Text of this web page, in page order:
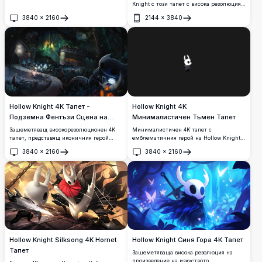
3840 × 2160
Отвори
Knight с този тапет с висока резолюция
4K. Представяйки емблематичния
персонаж в тъмна, атмосферна
обстановка, този тапет улавя
да добавят нотка от Hallownest на своите
2144 × 3840
Отвори
Hollow Knight 4K Тапет -
Подземна Фентъзи Сцена на
Greenpath
Зашеметяващ високорезолюционен 4K
тапет, представящ иконичния герой
царство. Атмосферната сцена
демонстрира древна каменна
архитектура, светещи зелени сияния,
мистериозни руини и ефирни светлинни
ефекти. Перфектен за феновете на инди
гейминга и тъмната фентъзи естетика,
този премиум качествен десктоп фон
улавя призрачната красота на дълбините
на Hallownest.
3840 × 2160
Отвори
Hollow Knight 4K
Минималистичен Тъмен Тапет
Минималистичен 4K тапет с
емблематичния герой на Hollow Knight
Високорезолюционно изкуство перфектно
за феновете на обичаната инди игра,
предлагащо чиста естетическа
привлекателност за десктоп и мобилни
дисплеи.
3840 × 2160
Отвори
Hollow Knight Silksong 4K Hornet
Тапет
Hollow Knight Синя Гора 4K Тапет
Зашеметяваща висока резолюция на
произведение на изкуството,